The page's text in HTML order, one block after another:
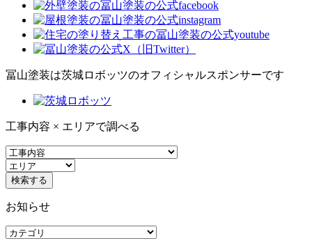
冨山塗装は茨城ロボッツのオフィシャルスポンサーです
工事内容 × エリアで調べる
お知らせ